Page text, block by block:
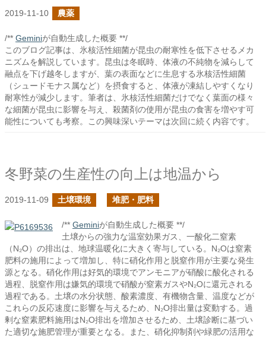
2019-11-10 農薬
/** Geminiが自動生成した概要 **/
このブログ記事は、氷核活性細菌が昆虫の耐寒性を低下させるメカ
ニズムを解説しています。昆虫は冬眠時、体液の不純物を減らして
融点を下げ越冬しますが、葉の表面などに生息する氷核活性細菌
（シュードモナス属など）を摂食すると、体液が凍結しやすくなり
耐寒性が減少します。筆者は、氷核活性細菌だけでなく葉面の様々
な細菌が昆虫に影響を与え、殺菌剤の使用が昆虫の食害を増やす可
能性についても考察。この興味深いテーマは次回に続く内容です。
冬野菜の生産性の向上は地温から
2019-11-09 土壌環境 堆肥・肥料
/** Geminiが自動生成した概要 **/
土壌からの強力な温室効果ガス、一酸化二窒素
（N₂O）の排出は、地球温暖化に大きく寄与している。N₂Oは窒素
肥料の施用によって増加し、特に硝化作用と脱窒作用が主要な発生
源となる。硝化作用は好気的環境でアンモニアが硝酸に酸化される
過程、脱窒作用は嫌気的環境で硝酸が窒素ガスやN₂Oに還元される
過程である。土壌の水分状態、酸素濃度、有機物含量、温度などが
これらの反応速度に影響を与えるため、N₂O排出量は変動する。過
剰な窒素肥料施用はN₂O排出を増加させるため、土壌診断に基づい
た適切な施肥管理が重要となる。また、硝化抑制剤や緑肥の活用な